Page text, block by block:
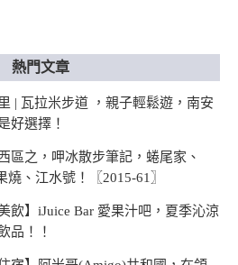
熱門文章
| 瓦拉米步道 ，親子輕鬆遊，南安
好選擇！
區之，呷冰散步筆記，蜷尾家、
燒、江水號！〖2015-61〗
飲】iJuice Bar 愛果汁吧，夏季沁涼
品！！